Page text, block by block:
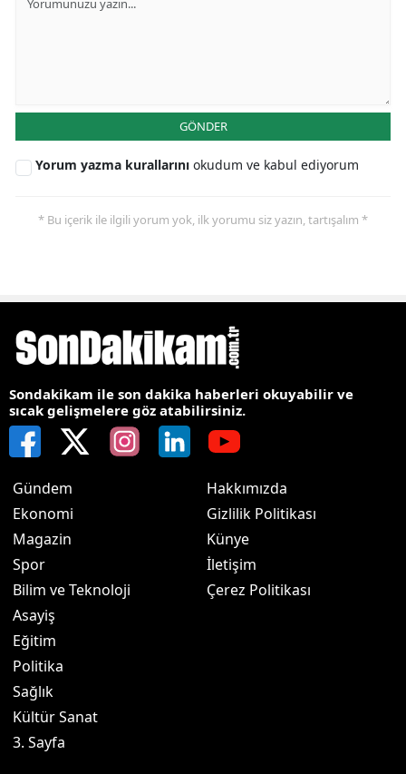
GÖNDER
Yorum yazma kurallarını okudum ve kabul ediyorum
* Bu içerik ile ilgili yorum yok, ilk yorumu siz yazın, tartışalım *
Sondakikam ile son dakika haberleri okuyabilir ve
sıcak gelişmelere göz atabilirsiniz.
Gündem
Ekonomi
Magazin
Spor
Bilim ve Teknoloji
Asayiş
Eğitim
Politika
Sağlık
Kültür Sanat
3. Sayfa
Hakkımızda
Gizlilik Politikası
Künye
İletişim
Çerez Politikası